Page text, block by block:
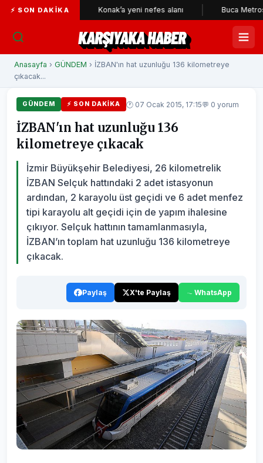
⚡ SON DAKIKAKonak’a yeni nefes alanı Buca Metrosu'nda
KARŞIYAKA HABER
Anasayfa › GÜNDEM › İZBAN'ın hat uzunluğu 136 kilometreye
çıkacak...
GÜNDEM ⚡ SON DAKIKA 🕐 07 Ocak 2015, 17:15💬 0 yorum
İZBAN'ın hat uzunluğu 136
kilometreye çıkacak
İzmir Büyükşehir Belediyesi, 26 kilometrelik
İZBAN Selçuk hattındaki 2 adet istasyonun
ardından, 2 karayolu üst geçidi ve 6 adet menfez
tipi karayolu alt geçidi için de yapım ihalesine
çıkıyor. Selçuk hattının tamamlanmasıyla,
İZBAN’ın toplam hat uzunluğu 136 kilometreye
çıkacak.
Paylaş X'te Paylaş WhatsApp